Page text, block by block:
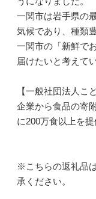
一関市は岩手県の
気候であり、種類
一関市の「新鮮で
届けたいと考えて
【一般社団法人こ
企業から食品の寄
に200万食以上を提
※こちらの返礼品
承ください。